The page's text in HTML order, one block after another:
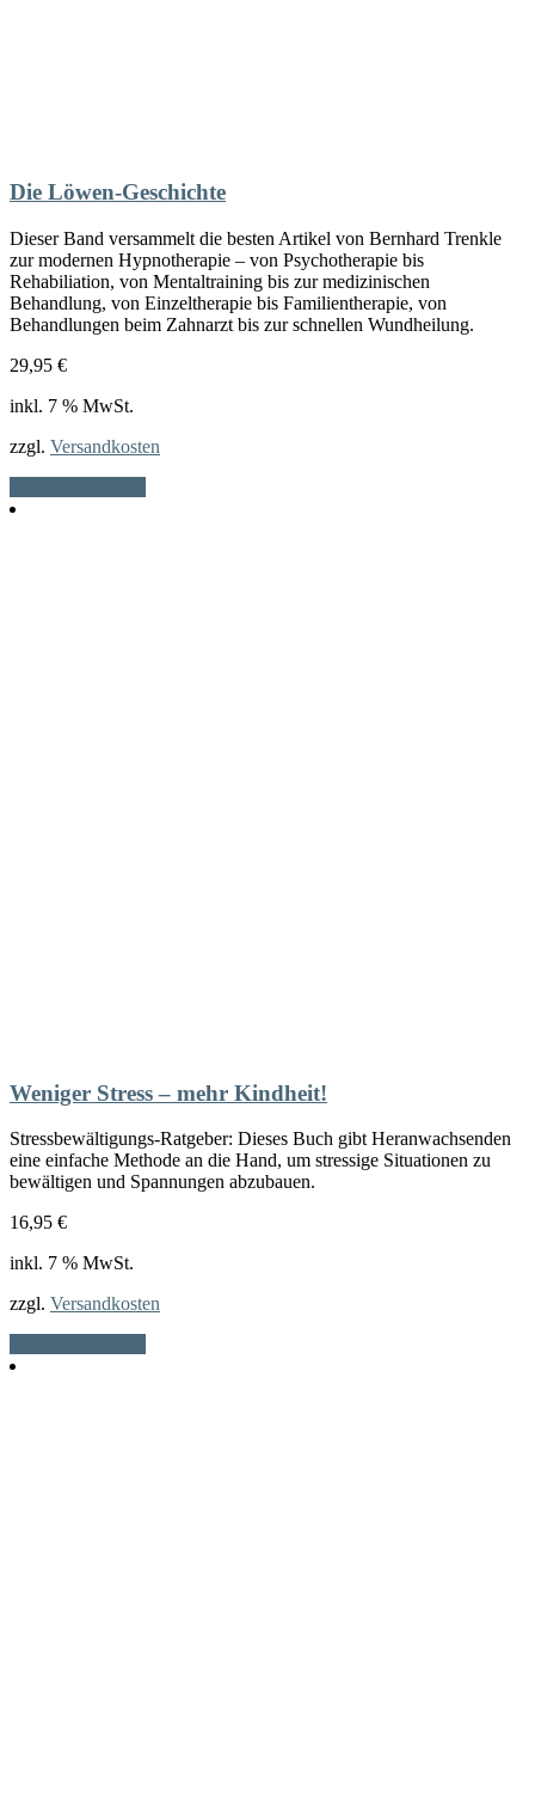
Die Löwen-Geschichte
Dieser Band versammelt die besten Artikel von Bernhard Trenkle
zur modernen Hypnotherapie – von Psychotherapie bis
Rehabiliation, von Mentaltraining bis zur medizinischen
Behandlung, von Einzeltherapie bis Familientherapie, von
Behandlungen beim Zahnarzt bis zur schnellen Wundheilung.
29,95 €
inkl. 7 % MwSt.
zzgl. Versandkosten
Weniger Stress – mehr Kindheit!
Stressbewältigungs-Ratgeber: Dieses Buch gibt Heranwachsenden
eine einfache Methode an die Hand, um stressige Situationen zu
bewältigen und Spannungen abzubauen.
16,95 €
inkl. 7 % MwSt.
zzgl. Versandkosten